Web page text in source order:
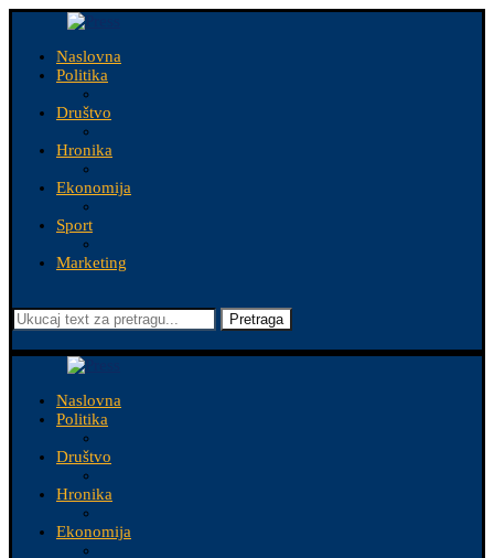
Naslovna
Politika
Društvo
Hronika
Ekonomija
Sport
Marketing
Pretraga
Naslovna
Politika
Društvo
Hronika
Ekonomija